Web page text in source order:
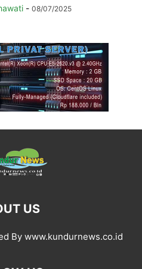
- 08/07/2025
US
By www.kundurnews.co.id